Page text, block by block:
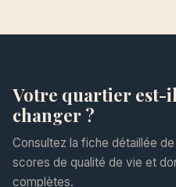
Votre quartier est-
changer ?
Consultez la fiche détaillée
scores de qualité de vie et
complètes.